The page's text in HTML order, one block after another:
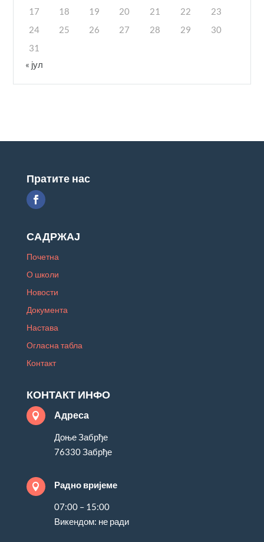
17
18 19 20 21 22
23
24
25 26 27 28 29
30
31
« јул
Пратите нас
САДРЖАЈ
Почетна
О школи
Новости
Документа
Настава
Огласна табла
Контакт
КОНТАКТ ИНФО
 Адреса
Доње Забрђе
76330 Забрђе
 Радно вријеме
07:00 – 15:00
Викендом: не ради